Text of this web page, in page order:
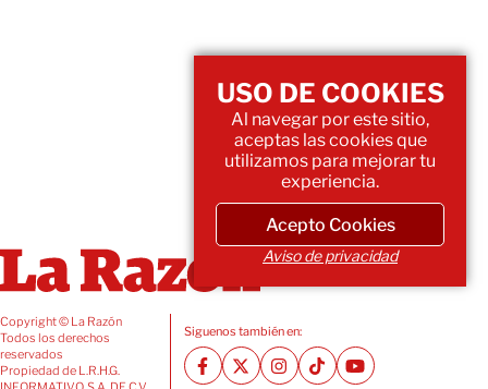
Copyright © La Razón
Todos los derechos
reservados
Propiedad de L.R.H.G.
Siguenos también en:
USO DE COOKIES
Al navegar por este sitio,
aceptas las cookies que
utilizamos para mejorar tu
experiencia.
Acepto Cookies
Aviso de privacidad